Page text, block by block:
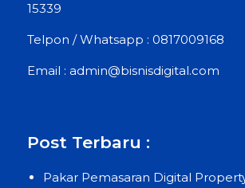
15339
Telpon / Whatsapp : 0817009168
Email : admin@bisnisdigital.com
Post Terbaru :
Pakar Pemasaran Digital